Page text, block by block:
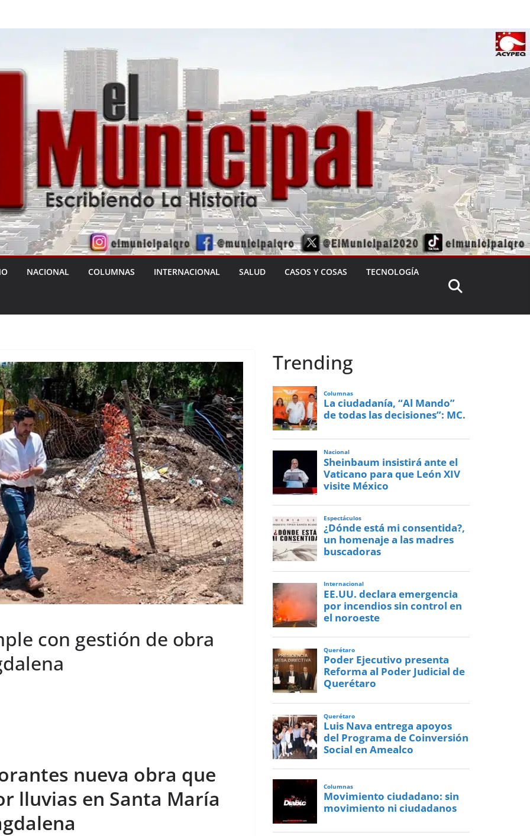
NACIONAL COLUMNAS INTERNACIONAL SALUD CASOS Y COSAS TECNOLOGÍA
con gestión de obra
nueva obra que
lluvias en Santa María
Trending